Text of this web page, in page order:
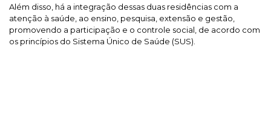
Além disso, há a integração dessas duas residências com a
atenção à saúde, ao ensino, pesquisa, extensão e gestão,
promovendo a participação e o controle social, de acordo com
os princípios do Sistema Único de Saúde (SUS).